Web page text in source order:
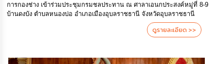
การกองช่าง เข้าร่วมประชุมกรมชลประทาน ณ ศาลาเอนกประสงค์หมู่ที่ 8-9
บ้านดงบัง ตำบลหนองบ่อ อำเภอเมืองอุบลราชธานี จังหวัดอุบลราชธานี
ดูรายละเอียด >>